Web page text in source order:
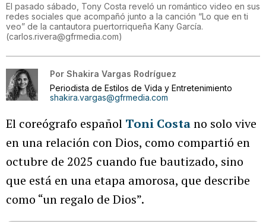
El pasado sábado, Tony Costa reveló un romántico video en sus
redes sociales que acompañó junto a la canción “Lo que en ti
veo” de la cantautora puertorriqueña Kany García.
(carlos.rivera@gfrmedia.com)
Por Shakira Vargas Rodríguez
Periodista de Estilos de Vida y Entretenimiento
shakira.vargas@gfrmedia.com
El coreógrafo español Toni Costano solo vive
en una relación con Dios, como compartió en
octubre de 2025 cuando fue bautizado, sino
que está en una etapa amorosa, que describe
como “un regalo de Dios”.